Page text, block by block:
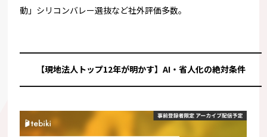
動」シリコンバレー選抜など社外評価多数。
━━━━━━━━━━━━━━━━━━━━━━━━━━━━━
【現地法人トップ12年が明かす】AI・省人化の絶対条件
━━━━━━━━━━━━━━━━━━━━━━━━━━━━━